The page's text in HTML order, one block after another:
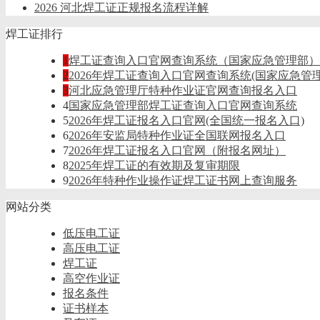
2026 河北焊工证正规报名流程详解
焊工证排行
1焊工证查询入口官网查询系统（国家应急管理部）
22026年焊工证查询入口官网查询系统(国家应急管
3河北应急管理厅特种作业证官网查询报名入口
4国家应急管理部焊工证查询入口官网查询系统
52026年焊工证报名入口官网(全国统一报名入口)
62026年安监局特种作业证全国联网报名入口
72026年焊工证报名入口官网（附报名网址）
82025年焊工证的有效期及复审期限
92026年特种作业操作证焊工证书网上查询服务​
网站分类
低压电工证
高压电工证
焊工证
高空作业证
报名条件
证书样本